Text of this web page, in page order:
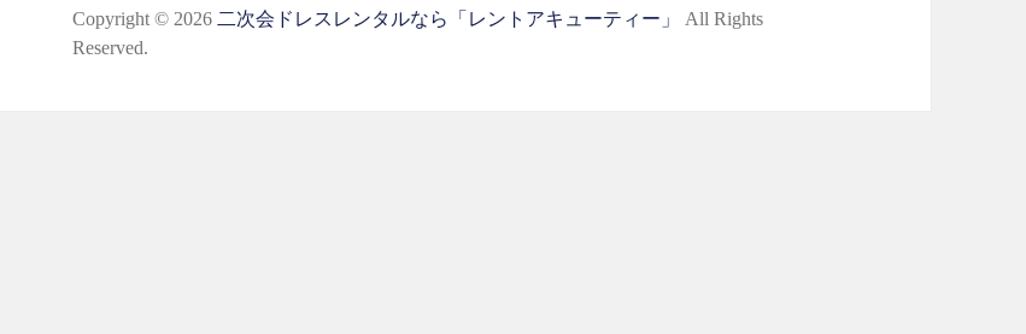
Copyright © 2026 二次会ドレスレンタルなら「レントアキューティー」
All Rights
Reserved.